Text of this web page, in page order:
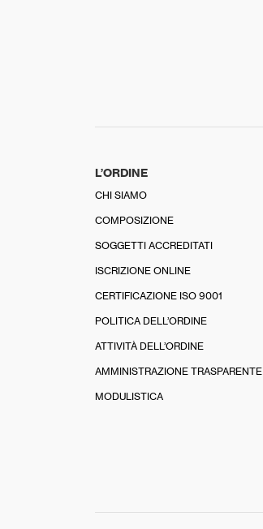
L’ORDINE
CHI SIAMO
COMPOSIZIONE
SOGGETTI ACCREDITATI
ISCRIZIONE ONLINE
CERTIFICAZIONE ISO 9001
POLITICA DELL’ORDINE
ATTIVITÀ DELL’ORDINE
AMMINISTRAZIONE TRASPARENTE
MODULISTICA